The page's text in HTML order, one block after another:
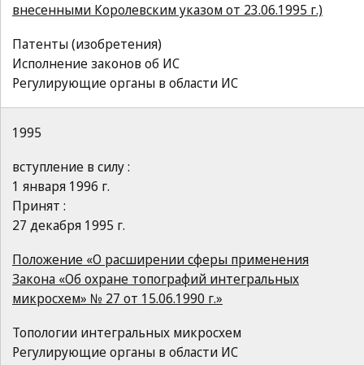
внесенными Королевским указом от 23.06.1995 г.)
Патенты (изобретения)
Исполнение законов об ИС
Регулирующие органы в области ИС
1995
вступление в силу :
1 января 1996 г.
Принят :
27 декабря 1995 г.
Положение «О расширении сферы применения
Закона «Об охране топографий интегральных
микросхем» № 27 от 15.06.1990 г.»
Топологии интегральных микросхем
Регулирующие органы в области ИС